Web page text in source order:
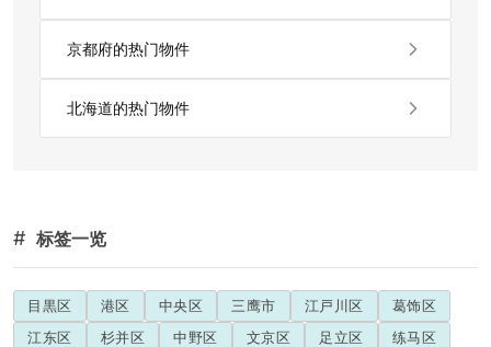
京都府的热门物件
北海道的热门物件
# 标签一览
目黒区 港区 中央区 三鹰市 江戸川区
葛饰区
江东区
杉并区 中野区 文京区 足立区 练马区